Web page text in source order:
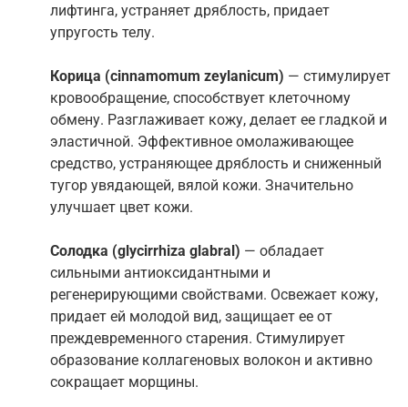
лифтинга, устраняет дряблость, придает
упругость телу.
Корица (cinnamomum zeylanicum) — стимулирует
кровообращение, способствует клеточному
обмену. Разглаживает кожу, делает ее гладкой и
эластичной. Эффективное омолаживающее
средство, устраняющее дряблость и сниженный
тугор увядающей, вялой кожи. Значительно
улучшает цвет кожи.
Солодка (glycirrhiza glabral) — обладает
сильными антиоксидантными и
регенерирующими свойствами. Освежает кожу,
придает ей молодой вид, защищает ее от
преждевременного старения. Стимулирует
образование коллагеновых волокон и активно
сокращает морщины.